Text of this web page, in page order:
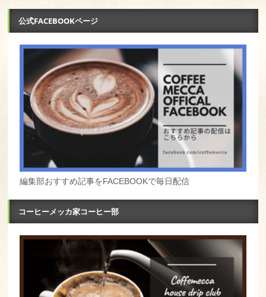
公式FACEBOOKページ
編集部おすすめ記事をFACEBOOKで毎日配信
コーヒーメッカ家コーヒー部